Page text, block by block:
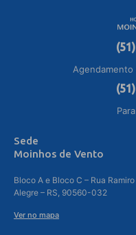
Sede
Moinhos de Vento
Bloco A e Bloco C – Rua
Alegre – RS, 90560-032
Ver no mapa